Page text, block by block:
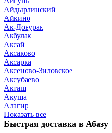
Айдырлинский
Айкино
Ак-Довурак
Акбулак
Аксай
Аксаково
Аксарка
Аксеново-Зиловское
Аксубаево
Акташ
Акуша
Алагир
Показать все
Быстрая доставка в Абазу